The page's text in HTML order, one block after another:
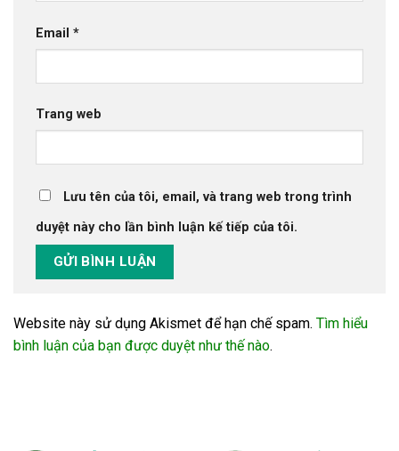
Email *
Trang web
Lưu tên của tôi, email, và trang web trong trình
duyệt này cho lần bình luận kế tiếp của tôi.
Website này sử dụng Akismet để hạn chế spam. Tìm hiểu
bình luận của bạn được duyệt như thế nào.